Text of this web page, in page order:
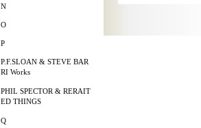
N
O
P
P.F.SLOAN & STEVE BAR
RI Works
PHIL SPECTOR & RERAIT
ED THINGS
Q